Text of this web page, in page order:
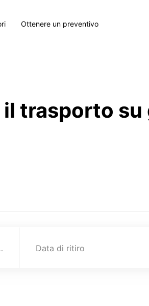
Ottenere un preventivo
trasporto su
Data di ritiro